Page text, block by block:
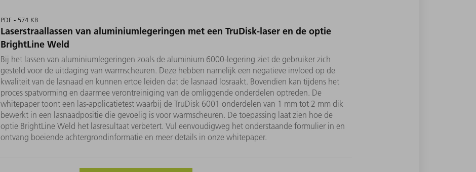
PDF - 574 KB
Laserstraallassen van aluminiumlegeringen met een TruDisk-laser en de optie
BrightLine Weld
Bij het lassen van aluminiumlegeringen zoals de aluminium 6000-legering ziet de gebruiker zich
gesteld voor de uitdaging van warmscheuren. Deze hebben namelijk een negatieve invloed op de
kwaliteit van de lasnaad en kunnen ertoe leiden dat de lasnaad losraakt. Bovendien kan tijdens het
proces spatvorming en daarmee verontreiniging van de omliggende onderdelen optreden. De
whitepaper toont een las-applicatietest waarbij de TruDisk 6001 onderdelen van 1 mm tot 2 mm dik
bewerkt in een lasnaadpositie die gevoelig is voor warmscheuren. De toepassing laat zien hoe de
optie BrightLine Weld het lasresultaat verbetert. Vul eenvoudigweg het onderstaande formulier in en
ontvang boeiende achtergrondinformatie en meer details in onze whitepaper.